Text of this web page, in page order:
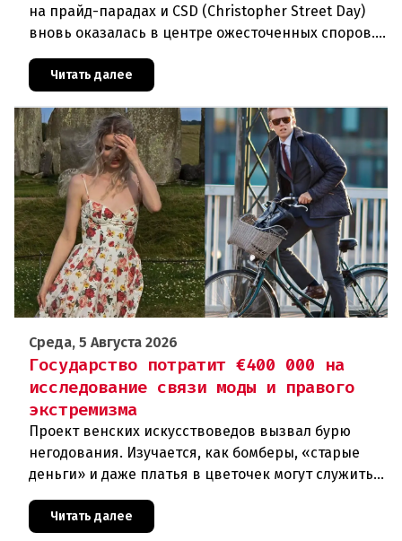
на прайд-парадах и CSD (Christopher Street Day)
вновь оказалась в центре ожесточенных споров.
То, что для многих представителей ЛГБТК+
является выражением
Читать далее
Среда, 5 Августа 2026
Государство потратит €400 000 на
исследование связи моды и правого
экстремизма
Проект венских искусствоведов вызвал бурю
негодования. Изучается, как бомберы, «старые
деньги» и даже платья в цветочек могут служить
инструментом пропаганды. Оппоненты требуют
ответа от министра наук
Читать далее